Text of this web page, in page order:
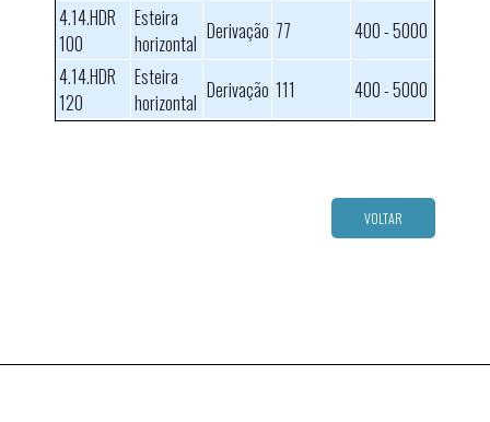
4.14.HDR
100
Esteira
horizontal Derivação 77
400 - 5000
4.14.HDR
120
Esteira
horizontal Derivação 111 400 - 5000
VOLTAR